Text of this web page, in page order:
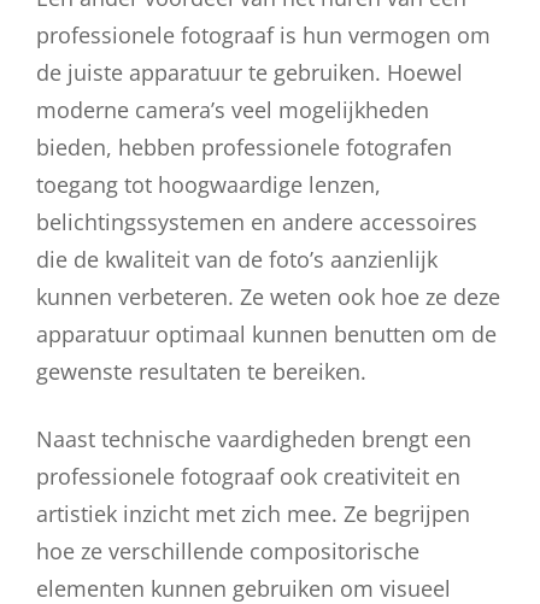
professionele fotograaf is hun vermogen om
de juiste apparatuur te gebruiken. Hoewel
moderne camera’s veel mogelijkheden
bieden, hebben professionele fotografen
toegang tot hoogwaardige lenzen,
belichtingssystemen en andere accessoires
die de kwaliteit van de foto’s aanzienlijk
kunnen verbeteren. Ze weten ook hoe ze deze
apparatuur optimaal kunnen benutten om de
gewenste resultaten te bereiken.
Naast technische vaardigheden brengt een
professionele fotograaf ook creativiteit en
artistiek inzicht met zich mee. Ze begrijpen
hoe ze verschillende compositorische
elementen kunnen gebruiken om visueel